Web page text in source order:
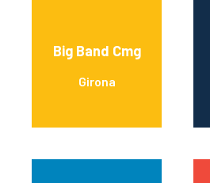
Big Band Cmg
Girona